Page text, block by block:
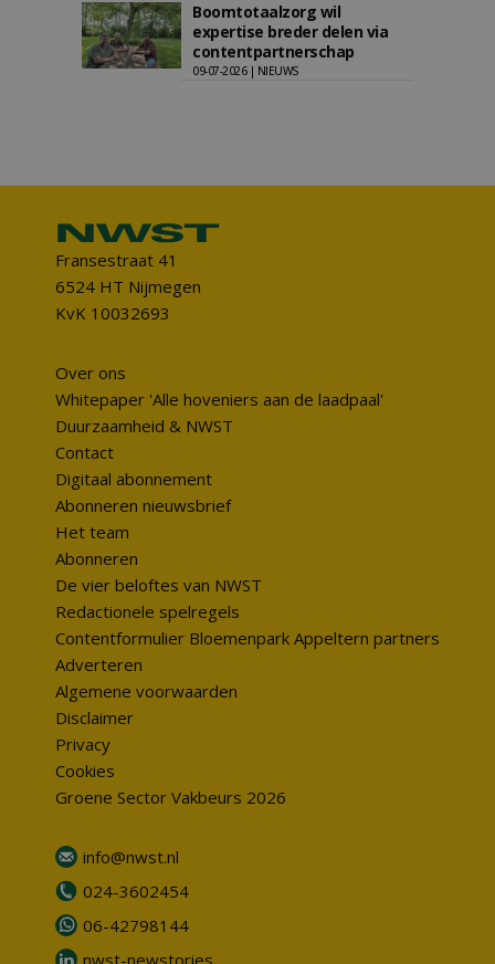
Boomtotaalzorg wil
expertise breder delen via
contentpartnerschap
09-07-2026 | NIEUWS
Fransestraat 41
6524 HT Nijmegen
KvK 10032693
Over ons
Whitepaper 'Alle hoveniers aan de laadpaal'
Duurzaamheid & NWST
Contact
Digitaal abonnement
Abonneren nieuwsbrief
Het team
Abonneren
De vier beloftes van NWST
Redactionele spelregels
Contentformulier Bloemenpark Appeltern partners
Adverteren
Algemene voorwaarden
Disclaimer
Privacy
Cookies
Groene Sector Vakbeurs 2026
info@nwst.nl
024-3602454
06-42798144